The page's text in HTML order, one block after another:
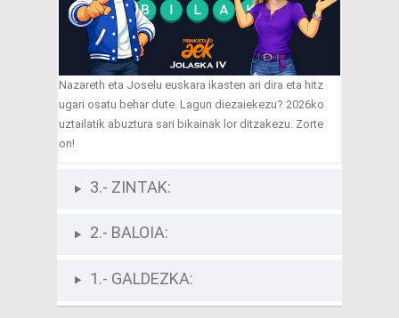
Nazareth eta Joselu euskara ikasten ari dira eta hitz
ugari osatu behar dute. Lagun diezaiekezu? 2026ko
uztailatik abuztura sari bikainak lor ditzakezu. Zorte
on!
3.- ZINTAK:
2.- BALOIA:
1.- GALDEZKA: